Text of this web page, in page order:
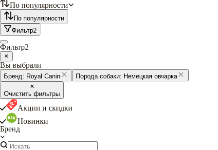
По популярности
По популярности
Фильтр2
Фильтр2
Вы выбрали
Бренд: Royal Canin Порода собаки: Немецкая овчарка
Очистить фильтры
Акции и скидки
Новинки
Бренд